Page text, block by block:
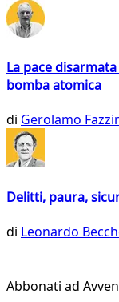
La pace
bomba atomica
di Gerolamo
Delitti, paura,
di Leonardo
Abbonati ad